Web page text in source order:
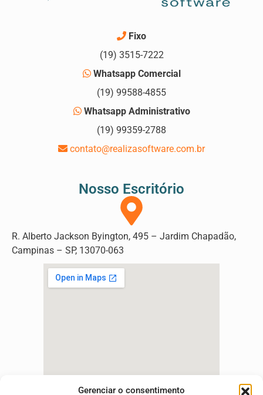
Gerenciar o consentimento
Fixo
(19) 3515-7222
Whatsapp Comercial
(19) 99588-4855
Whatsapp Administrativo
(19) 99359-2788
contato@realizasoftware.com.br
Nosso Escritório
R. Alberto Jackson Byington, 495 – Jardim Chapadão,
Campinas – SP, 13070-063